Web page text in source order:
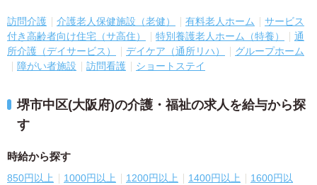
訪問介護 介護老人保健施設（老健） 有料老人ホーム
サービス
付き高齢者向け住宅（サ高住）
特別養護老人ホーム（特養）
通
所介護（デイサービス）
デイケア（通所リハ）
グループホーム
障がい者施設
訪問看護 ショートステイ
堺市中区(大阪府)の介護・福祉の求人を給与から探
す
時給から探す
850円以上 1000円以上 1200円以上 1400円以上
1600円以